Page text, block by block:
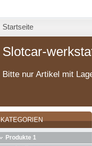
Startseite
Slotcar-
Bitte nur Artikel mit
KATEGORIEN
Produkte 1